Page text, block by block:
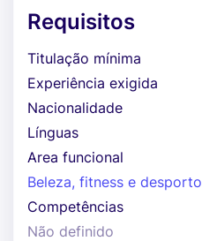
Requisitos
Titulação mínima
Experiência exigida
Nacionalidade
Línguas
Area funcional
Beleza, fitness e desporto
Competências
Não definido